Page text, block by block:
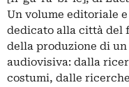
Un volume editoriale
dedicato alla città del
della produzione di
audiovisiva: dalla
costumi, dalle